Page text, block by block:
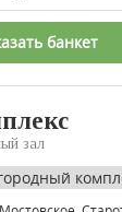
банкет
зал